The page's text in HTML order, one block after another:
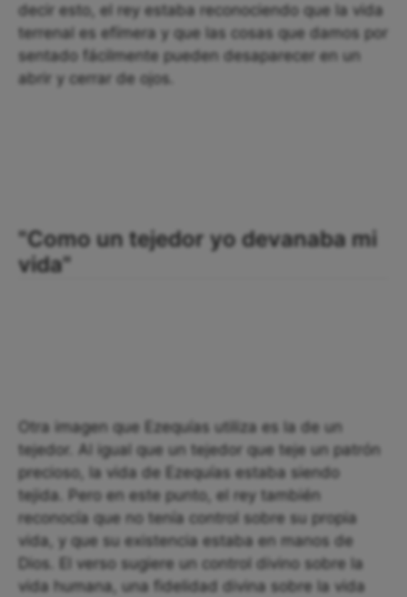
decir esto, el rey estaba reconociendo que la vida
terrenal es efímera y que las cosas que damos por
sentado fácilmente pueden desaparecer en un
abrir y cerrar de ojos.
"Como un tejedor yo devanaba mi
vida"
Otra imagen que Ezequías utiliza es la de un
tejedor. Al igual que un tejedor que teje un patrón
precioso, la vida de Ezequías estaba siendo
tejida. Pero en este punto, el rey también
reconocía que no tenía control sobre su propia
vida, y que su existencia estaba en manos de
Dios. El verso sugiere un control divino sobre la
vida humana, una fidelidad divina sobre la vida